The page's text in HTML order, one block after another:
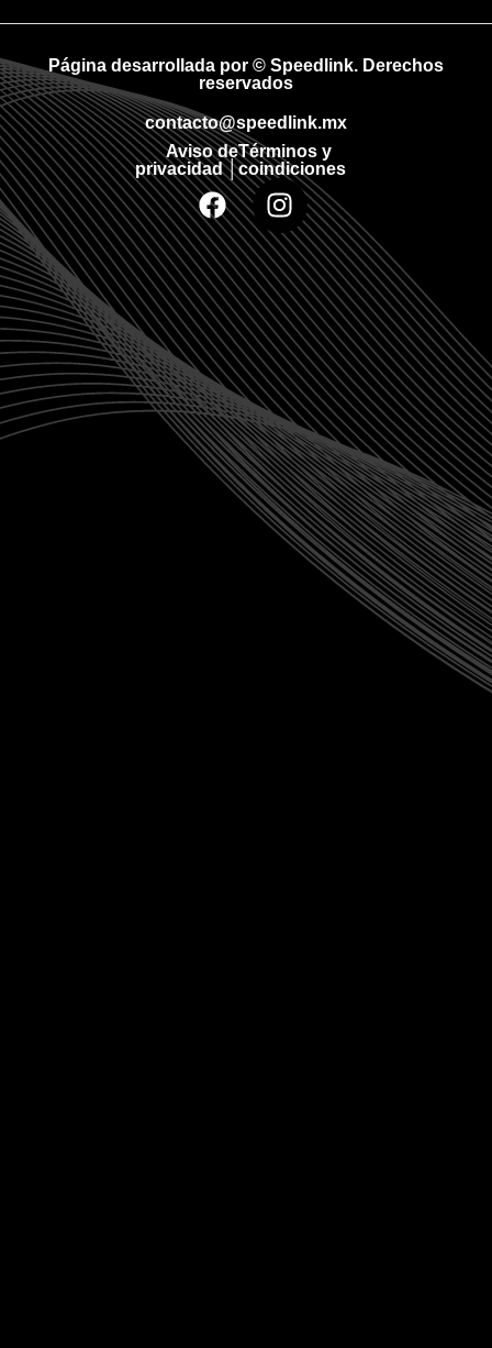
Página desarrollada por © Speedlink. Derechos
reservados
contacto@speedlink.mx
Aviso de
privacidad │
Términos y
coindiciones